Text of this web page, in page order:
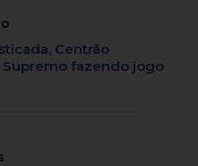
Centrão
fazendo jogo